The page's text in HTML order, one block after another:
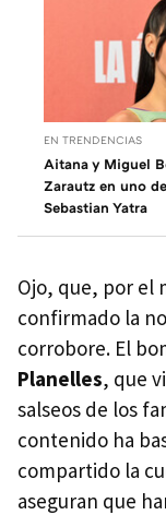
EN TRENDENCIAS
Aitana y Miguel
Zarautz en uno
Sebastian Yatra
Ojo, que, por el
confirmado la
corrobore. El
Planelles, que
salseos de los
contenido ha
compartido la
aseguran que